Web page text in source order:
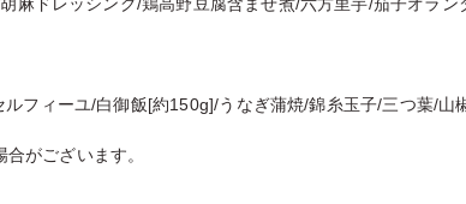
麻ドレッシング/鶏高野豆腐含ませ煮/六方里芋/茄子オラン
フィーユ/白御飯[約150g]/うなぎ蒲焼/錦糸玉子/三つ葉/山
がございます。